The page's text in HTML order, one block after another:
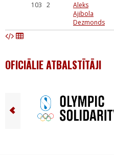
103 2
Aleks
Ajibola
Dezmonds
OFICIĀLIE ATBALSTĪTĀJI